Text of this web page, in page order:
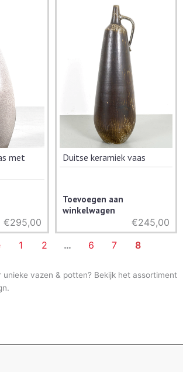
met
€295,00
Duitse keramiek vaas
Toevoegen aan
winkelwagen
€245,00
1 2 … 6 7 8
unieke vazen & potten? Bekijk het assortiment